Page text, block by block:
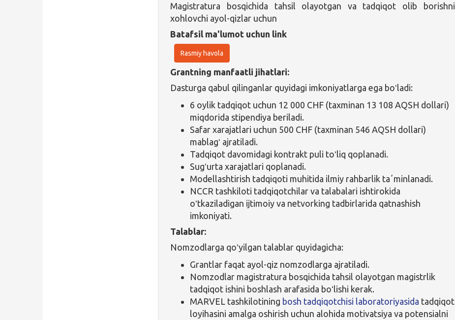
Magistratura bosqichida tahsil olayotgan va tadqiqot olib borishni
xohlovchi ayol-qizlar uchun
Batafsil ma'lumot uchun link
Rasmiy havola
Grantning manfaatli jihatlari:
Dasturga qabul qilinganlar quyidagi imkoniyatlarga ega boʻladi:
6 oylik tadqiqot uchun 12 000 CHF (taxminan 13 108 AQSH dollari)
miqdorida stipendiya beriladi.
Safar xarajatlari uchun 500 CHF (taxminan 546 AQSH dollari)
mablagʻ ajratiladi.
Tadqiqot davomidagi kontrakt puli toʻliq qoplanadi.
Sugʻurta xarajatlari qoplanadi.
Modellashtirish tadqiqoti muhitida ilmiy rahbarlik taʼminlanadi.
NCCR tashkiloti tadqiqotchilar va talabalari ishtirokida
oʻtkaziladigan ijtimoiy va netvorking tadbirlarida qatnashish
imkoniyati.
Talablar:
Nomzodlarga qoʻyilgan talablar quyidagicha:
Grantlar faqat ayol-qiz nomzodlarga ajratiladi.
Nomzodlar magistratura bosqichida tahsil olayotgan magistrlik
tadqiqot ishini boshlash arafasida boʻlishi kerak.
MARVEL tashkilotining bosh tadqiqotchisi laboratoriyasida tadqiqot
loyihasini amalga oshirish uchun alohida motivatsiya va potensialni